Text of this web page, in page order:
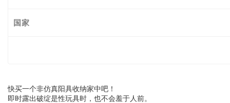
国家
快买一个非仿真阳具收纳家中吧！
即时露出破绽是性玩具时，也不会羞于人前。